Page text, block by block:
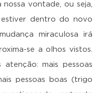
vontade, ou seja,
dentro do novo
miraculosa irá
se a olhos vistos.
mais pessoas
pessoas boas (trigo